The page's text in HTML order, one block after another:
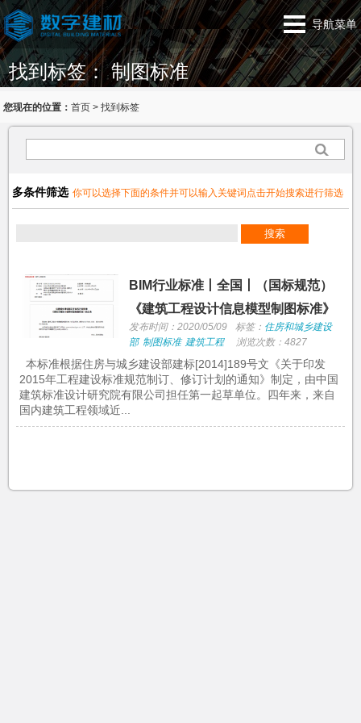
导航菜单
找到标签： 制图标准
您现在的位置：首页 >找到标签
多条件筛选 你可以选择下面的条件并可以输入关键词点击开始搜索进行筛选
BIM行业标准丨全国丨（国标规范）
《建筑工程设计信息模型制图标准》
发布时间：2020/05/09 标签： 住房和城乡建设
部 制图标准 建筑工程 浏览次数：4827
本标准根据住房与城乡建设部建标[2014]189号文《关于印发
2015年工程建设标准规范制订、修订计划的通知》制定，由中国
建筑标准设计研究院有限公司担任第一起草单位。四年来，来自
国内建筑工程领域近...